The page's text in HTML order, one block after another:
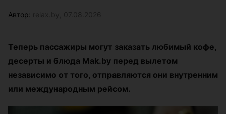
Автор:
Теперь пассажиры могут заказать любимый кофе,
десерты и блюда Mak.by перед вылетом
независимо от того, отправляются они внутренним
или международным рейсом.